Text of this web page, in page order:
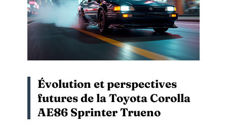
Évolution et perspectives
futures de la Toyota Corolla
AE86 Sprinter Trueno